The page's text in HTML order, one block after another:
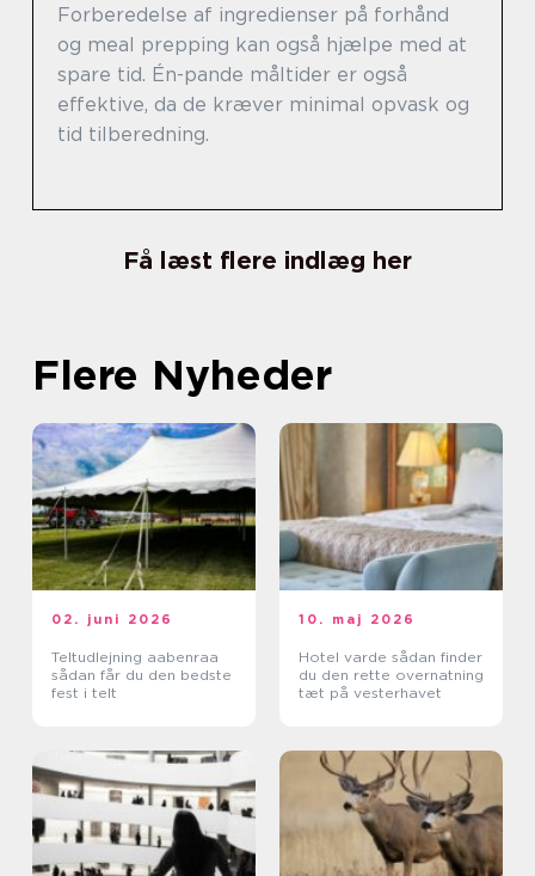
Forberedelse af ingredienser på forhånd
og meal prepping kan også hjælpe med at
spare tid. Én-pande måltider er også
effektive, da de kræver minimal opvask og
tid tilberedning.
Få læst flere indlæg her
Flere Nyheder
02. juni 2026
Teltudlejning aabenraa
sådan får du den bedste
fest i telt
10. maj 2026
Hotel varde sådan finder
du den rette overnatning
tæt på vesterhavet